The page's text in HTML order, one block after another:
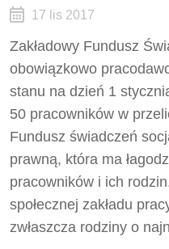
17 lis 2017
Zakładowy Fundusz
obowiązkowo
stanu na dzień 1
50 pracowników w
Fundusz świadczeń
prawną, która ma
pracowników i ich
społecznej zakładu
zwłaszcza rodziny o